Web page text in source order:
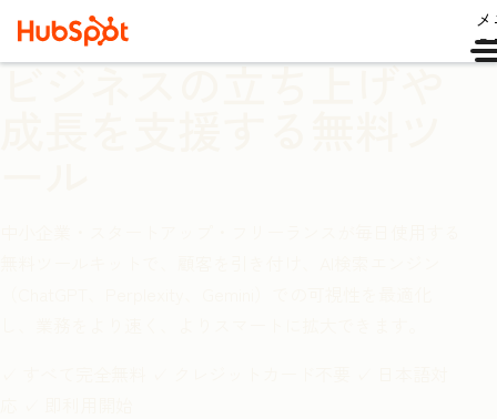
ビジネスの立ち上げや